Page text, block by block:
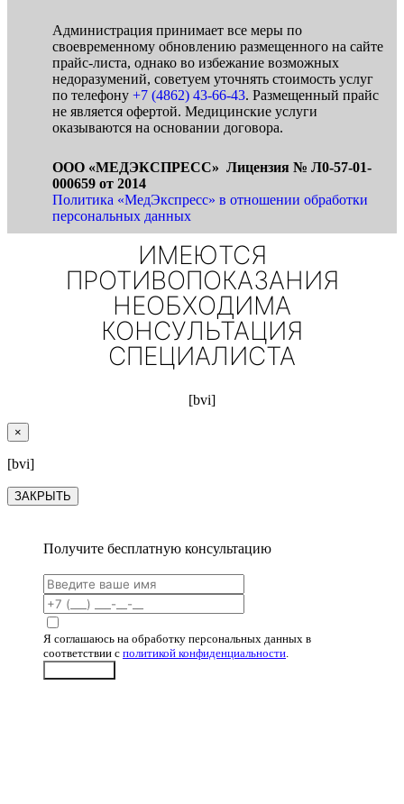
Администрация принимает все меры по
своевременному обновлению размещенного на сайте
прайс-листа, однако во избежание возможных
недоразумений, советуем уточнять стоимость услуг
по телефону +7 (4862) 43-66-43. Размещенный прайс
не является офертой. Медицинские услуги
оказываются на основании договора.
ООО «МЕДЭКСПРЕСС» Лицензия № Л0-57-01-
000659 от 2014
Политика «МедЭкспресс» в отношении обработки
персональных данных
ИМЕЮТСЯ
ПРОТИВОПОКАЗАНИЯ
НЕОБХОДИМА
КОНСУЛЬТАЦИЯ
СПЕЦИАЛИСТА
[bvi]
×
[bvi]
ЗАКРЫТЬ
Получите бесплатную консультацию
Я соглашаюсь на обработку персональных данных в
соответствии с политикой конфиденциальности